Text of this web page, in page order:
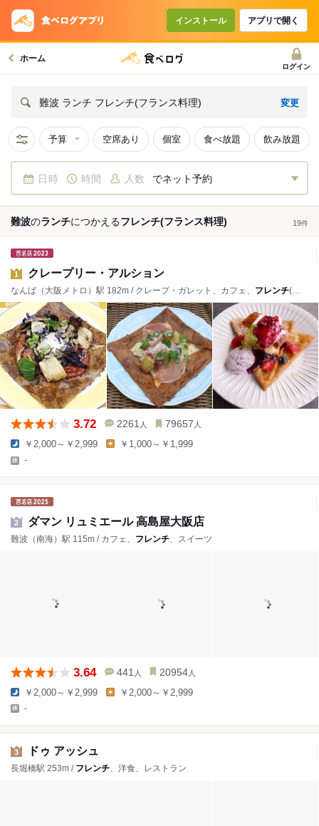
インストール アプリで開く
ホーム
ログイン
難波 ランチ フレンチ(フランス料理) 変更
予算 空席あり 個室 食べ放題 飲み放題
日時 時間 人数 でネット予約
難波のランチにつかえるフレンチ(フランス料理) 19件
1 クレープリー・アルション
なんば（大阪メトロ）駅 182m / クレープ・ガレット、カフェ、 フレンチ(ビストロ)
3.72 2261 人 79657 人
￥2,000～￥2,999 ￥1,000～￥1,999
-
2 ダマン リュミエール 高島屋大阪店
難波（南海）駅 115m / カフェ、 フレンチ、スイーツ
3.64 441 人 20954 人
￥2,000～￥2,999 ￥2,000～￥2,999
-
3 ドゥ アッシュ
長堀橋駅 253m / フレンチ、洋食、レストラン